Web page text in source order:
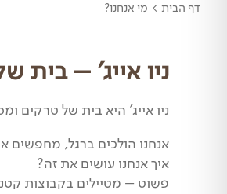
דף הבית > מי אנחנו?
ניו אייג' – בית
ניו אייג' היא בית של טרקים
אנחנו הולכים ברגל, מחפשים
איך אנחנו עושים את זה?
פשוט – מטיילים בקבוצות